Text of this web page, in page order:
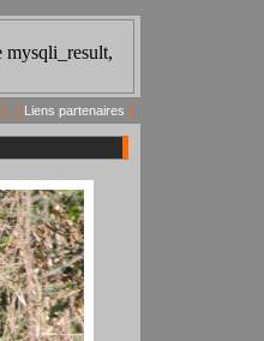
] [ Liens partenaires ]